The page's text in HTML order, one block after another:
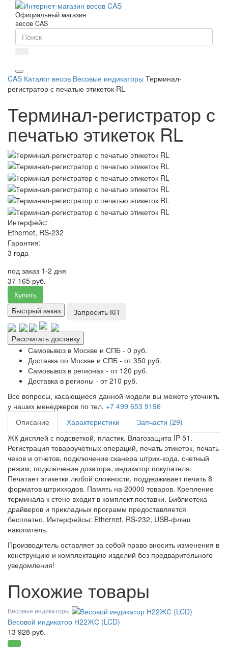
Официальный магазин
весов CAS
CAS Каталог весов Весовые индикаторы Терминал-
регистратор с печатью этикеток RL
Терминал-регистратор с
печатью этикеток RL
Интерфейс:
Ethernet, RS-232
Гарантия:
3 года
под заказ 1-2 дня
37 165 руб.
Купить
Быстрый заказ
Запросить КП
Рассчитать доставку
Самовывоз в Москве и СПБ - 0 руб.
Доставка по Москве и СПБ - от 350 руб.
Самовывоз в регионах - от 120 руб.
Доставка в регионы - от 210 руб.
Все вопросы, касающиеся данной модели вы можете уточнить
у наших менеджеров по тел. +7 499 653 9196
Описание
Характеристики
Запчасти (29)
ЖК дисплей с подсветкой, пластик. Влагозащита IP-51.
Регистрация товароучетных операций, печать этикеток, печать
чеков и отчетов, подключение сканера штрих-кода, счетный
режим, подключение дозатора, индикатор покупателя.
Печатает этикетки любой сложности, поддерживает печать 8
форматов штрихкодов. Память на 20000 товаров. Крепление
терминала к стене входит в комплект поставки. Библиотека
драйверов и прикладных программ предоставляется
бесплатно. Интерфейсы: Ethernet, RS-232, USB-флэш
накопитель.
Производитель оставляет за собой право вносить изменения в
конструкцию и комплектацию изделий без предварительного
уведомления!
Похожие товары
Весовые индикаторы
Весовой индикатор Н22ЖС (LCD)
13 928 руб.